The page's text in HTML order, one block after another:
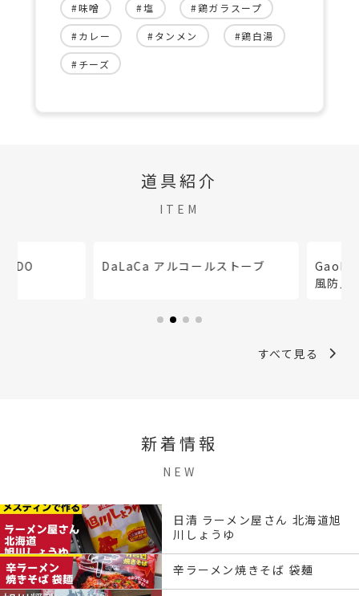
#味噌 #塩 #鶏ガラスープ
#カレー #タンメン #鶏白湯
#チーズ
道具紹介
ITEM
DaLaCa アルコールストーブ
Gaobabu 携帯コン
すべて見る
新着情報
NEW
日清 ラーメン屋さん 北海道旭
川しょうゆ
辛ラーメン焼きそば 袋麺